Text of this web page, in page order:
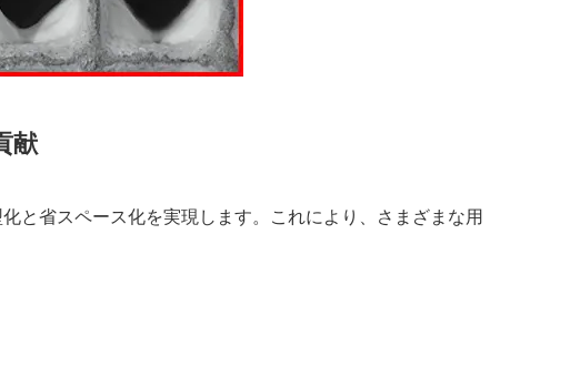
献
と省スペース化を実現します。これにより、さまざまな用